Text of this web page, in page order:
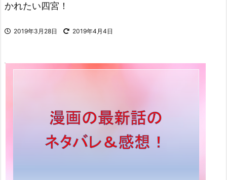
かれたい四宮！
2019年3月28日 2019年4月4日